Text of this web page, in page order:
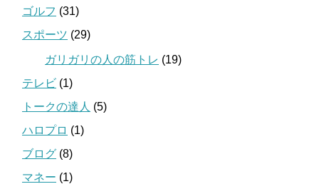
ゴルフ (31)
スポーツ (29)
ガリガリの人の筋トレ (19)
テレビ (1)
トークの達人 (5)
ハロプロ (1)
ブログ (8)
マネー (1)